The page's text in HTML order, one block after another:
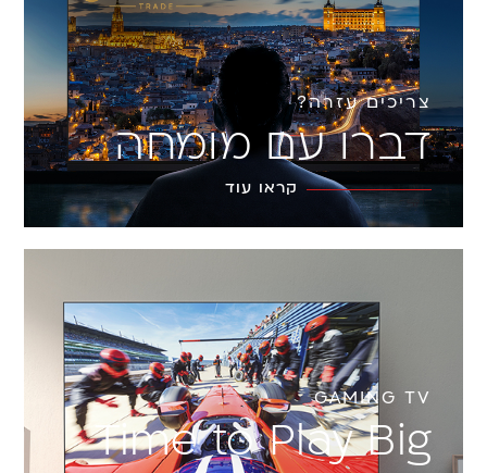
צריכים עזרה?
דברו עם מומחה
קראו עוד
GAMING TV
Time to Play Big